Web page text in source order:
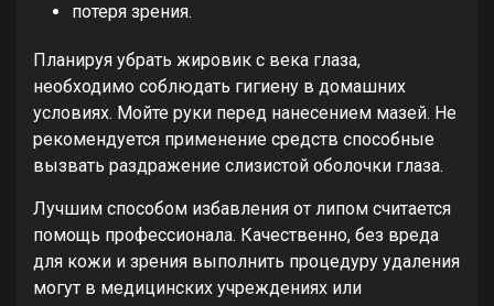
потеря зрения.
Планируя убрать жировик с века глаза,
необходимо соблюдать гигиену в домашних
условиях. Мойте руки перед нанесением мазей. Не
рекомендуется применение средств способные
вызвать раздражение слизистой оболочки глаза.
Лучшим способом избавления от липом считается
помощь профессионала. Качественно, без вреда
для кожи и зрения выполнить процедуру удаления
могут в медицинских учреждениях или